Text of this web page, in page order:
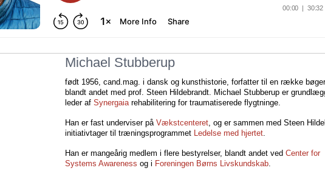
Michael Stubberup
født 1956, cand.mag. i dansk og kunsthistorie, forfatter til en række
blandt andet med prof. Steen Hildebrandt. Michael Stubberup er
leder af Synergaiarehabilitering for traumatiserede flygtninge.
Han er fast underviser på Vækstcenteret, og er sammen med Steen
initiativtager til træningsprogrammet Ledelse med hjertet.
Han er mangeårig medlem i flere bestyrelser, blandt andet ved Center for
Systems Awareness og i Foreningen Børns Livskundskab.